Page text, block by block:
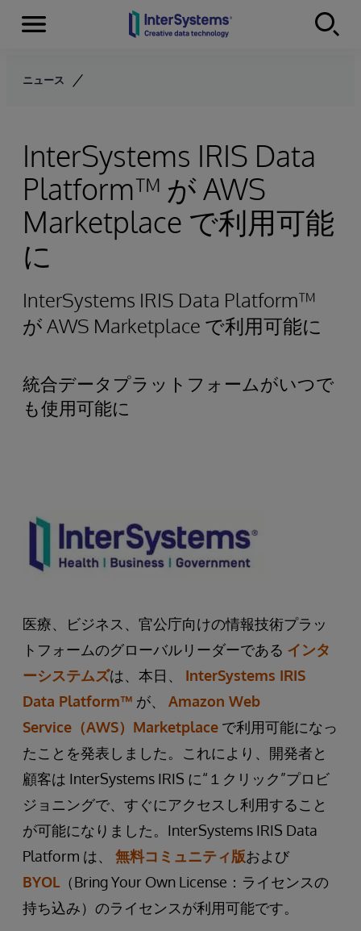
Skip to content
Menu
ニュース
InterSystems IRIS Data
Platform™ が AWS
Marketplace で利用可能
に
InterSystems IRIS Data Platform™
が AWS Marketplace で利用可能に
統合データプラットフォームがいつで
も使用可能に
医療、ビジネス、官公庁向けの情報技術プラッ
トフォームのグローバルリーダーである インタ
ーシステムズは、本日、 InterSystems IRIS
Data Platform™ が、 Amazon Web
Service（AWS）Marketplace で利用可能になっ
たことを発表しました。これにより、開発者と
顧客は InterSystems IRIS に“１クリック”プロビ
ジョニングで、すぐにアクセスし利用すること
が可能になりました。InterSystems IRIS Data
Platform は、 無料コミュニティ版および
BYOL （Bring Your Own License：ライセンスの
持ち込み）のライセンスが利用可能です。